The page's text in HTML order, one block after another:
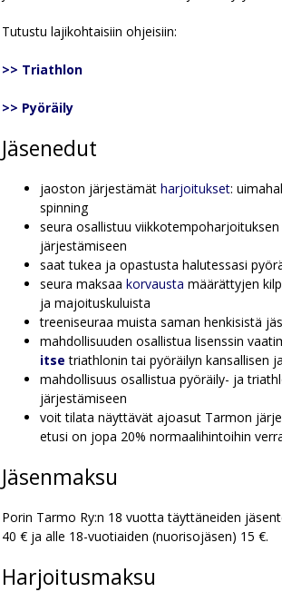
Tutustu lajikohtaisiin ohjeisiin:
>> Triathlon
>> Pyöräily
Jäsenedut
jaoston järjestämät harjoitukset:
spinning
seura osallistuu
järjestämiseen
saat tukea ja opastusta halutessasi
seura maksaa korvausta määrättyjen
ja majoituskuluista
treeniseuraa muista saman henkisistä
mahdollisuuden osallistua lisenssin
itse triathlonin tai pyöräilyn kansallisen
mahdollisuus osallistua pyöräily- ja
järjestämiseen
voit tilata näyttävät ajoasut Tarmon
etusi on jopa 20% normaalihintoihin
Jäsenmaksu
Porin Tarmo Ry:n 18 vuotta täyttäneiden
40 € ja alle 18-vuotiaiden (nuorisojäsen) 15 €.
Harjoitusmaksu